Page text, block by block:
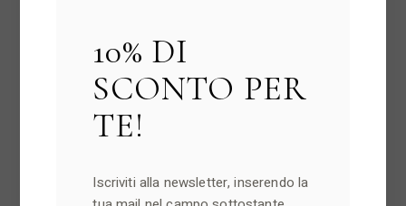
03/09/2024 NEWS
10% DI
SCONTO PER
TE!
Iscriviti alla newsletter, inserendo la